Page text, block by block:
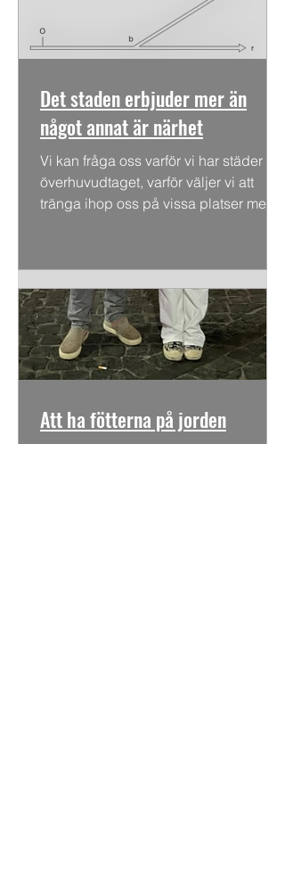
Det staden erbjuder mer än
något annat är närhet
Vi kan fråga oss varför vi har städer
överhuvudtaget, varför väljer vi att
tränga ihop oss på vissa platser med
Att ha fötterna på jorden